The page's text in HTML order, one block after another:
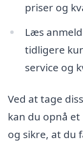
priser og
Læs
tidligere
service og
Ved at tage
kan du opnå
og sikre, at du